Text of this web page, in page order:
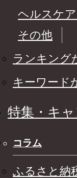
ヘルスケ
その他
ランキング
キーワード
特集・キ
コラム
ふるさと納